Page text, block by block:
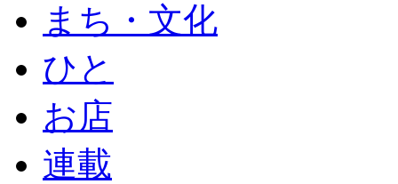
まち・文化
ひと
お店
連載